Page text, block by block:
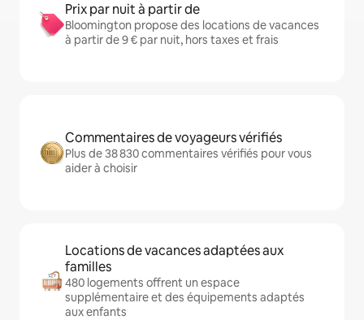
Prix par nuit à partir de
Bloomington propose des locations de vacances
à partir de 9 € par nuit, hors taxes et frais
Commentaires de voyageurs vérifiés
Plus de 38 830 commentaires vérifiés pour vous
aider à choisir
Locations de vacances adaptées aux
familles
480 logements offrent un espace
supplémentaire et des équipements adaptés
aux enfants